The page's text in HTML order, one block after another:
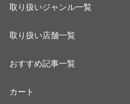
取り扱いジャンル一覧
取り扱い店舗一覧
おすすめ記事一覧
カート